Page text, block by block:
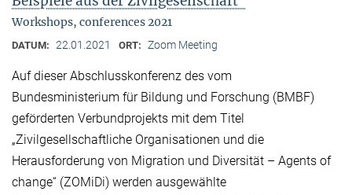
Workshops, conferences 2021
DATUM: 22.01.2021 ORT: Zoom Meeting
Auf dieser Abschlusskonferenz des vom
Bundesministerium für Bildung und Forschung (BMBF)
geförderten Verbundprojekts mit dem Titel
„Zivilgesellschaftliche Organisationen und die
Herausforderung von Migration und Diversität – Agents of
change“ (ZOMiDi) werden ausgewählte